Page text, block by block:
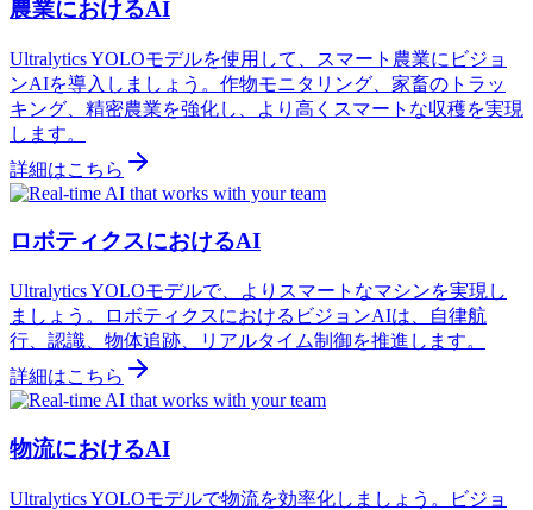
農業におけるAI
Ultralytics YOLOモデルを使用して、スマート農業にビジョ
ンAIを導入しましょう。作物モニタリング、家畜のトラッ
キング、精密農業を強化し、より高くスマートな収穫を実現
します。
詳細はこちら
ロボティクスにおけるAI
Ultralytics YOLOモデルで、よりスマートなマシンを実現し
ましょう。ロボティクスにおけるビジョンAIは、自律航
行、認識、物体追跡、リアルタイム制御を推進します。
詳細はこちら
物流におけるAI
Ultralytics YOLOモデルで物流を効率化しましょう。ビジョ